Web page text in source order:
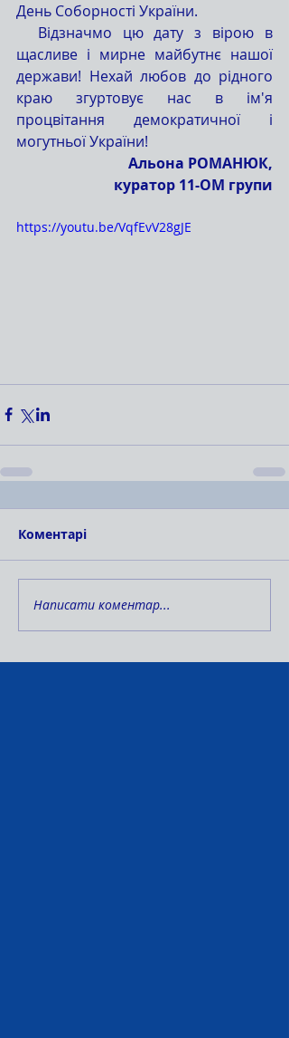
День Соборності України.
щасливе і мирне майбутнє нашої
держави! Нехай любов до рідного
краю згуртовує нас в ім'я
процвітання демократичної і
могутньої України!
Альона РОМАНЮК,
куратор 11-ОМ групи
https://youtu.be/VqfEvV28gJE
Коментарі
Написати коментар...